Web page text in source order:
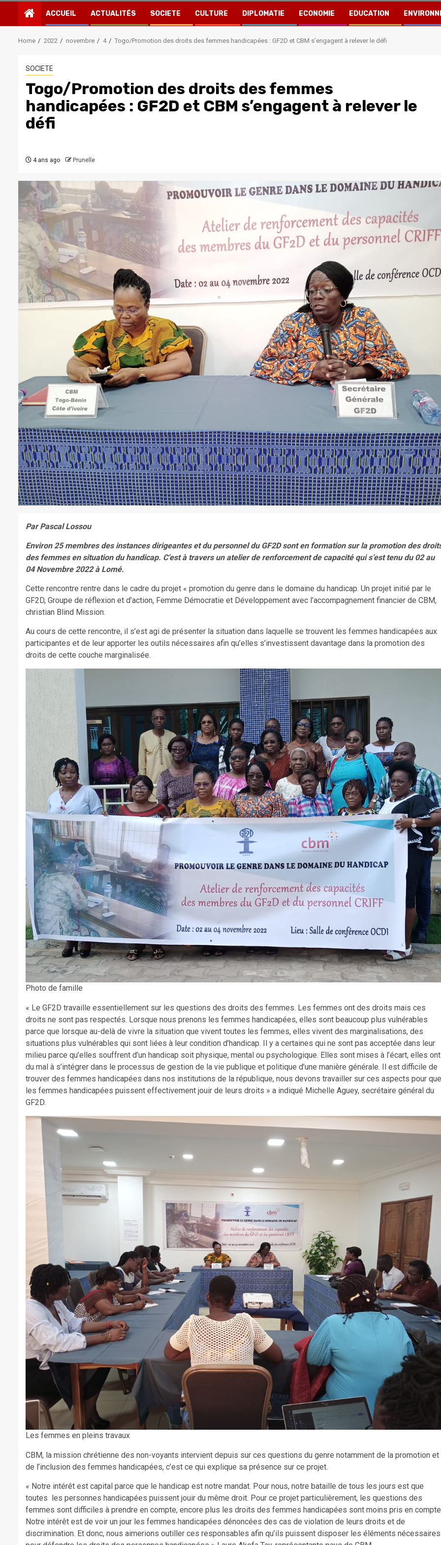
ACCUEIL ACTUALITÉS SOCIETE CULTURE DIPLOMATIE ECONOMIE EDUCATION
Home 2022 novembre 4 Togo/Promotion des droits des femmes handicapées : GF2D et CBM s’engagent à relever le défi
SOCIETE
Togo/Promotion des droits des femmes
handicapées : GF2D et CBM s’engagent à relever le
défi
4 ans ago Prunelle
Par Pascal Lossou
Environ 25 membres des instances dirigeantes et du personnel du GF2D sont en formation sur la promotion des
des femmes en situation du handicap. C’est à travers un atelier de renforcement de capacité qui s’est tenu du 02 au
04 Novembre 2022 à Lomé.
Cette rencontre rentre dans le cadre du projet « promotion du genre dans le domaine du handicap. Un projet initié par le
GF2D, Groupe de réflexion et d’action, Femme Démocratie et Développement avec l’accompagnement financier de CBM,
christian Blind Mission.
Au cours de cette rencontre, il s’est agi de présenter la situation dans laquelle se trouvent les femmes handicapées aux
participantes et de leur apporter les outils nécessaires afin qu’elles s’investissent davantage dans la promotion des
droits de cette couche marginalisée.
Photo de famille
« Le GF2D travaille essentiellement sur les questions des droits des femmes. Les femmes ont des droits mais ces
droits ne sont pas respectés. Lorsque nous prenons les femmes handicapées, elles sont beaucoup plus vulnérables
parce que lorsque au-delà de vivre la situation que vivent toutes les femmes, elles vivent des marginalisations, des
situations plus vulnérables qui sont liées à leur condition d’handicap. Il y a certaines qui ne sont pas acceptée dans leur
milieu parce qu’elles souffrent d’un handicap soit physique, mental ou psychologique. Elles sont mises à l’écart, elles ont
du mal à s’intégrer dans le processus de gestion de la vie publique et politique d’une manière générale. Il est difficile de
trouver des femmes handicapées dans nos institutions de la république, nous devons travailler sur ces aspects pour que
les femmes handicapées puissent effectivement jouir de leurs droits » a indiqué Michelle Aguey, secrétaire général du
GF2D.
Les femmes en pleins travaux
CBM, la mission chrétienne des non-voyants intervient depuis sur ces questions du genre notamment de la promotion et
de l’inclusion des femmes handicapées, c’est ce qui explique sa présence sur ce projet.
« Notre intérêt est capital parce que le handicap est notre mandat. Pour nous, notre bataille de tous les jours est que
toutes les personnes handicapées puissent jouir du même droit. Pour ce projet particulièrement, les questions des
femmes sont difficiles à prendre en compte, encore plus les droits des femmes handicapées sont moins pris en
Notre intérêt est de voir un jour les femmes handicapées dénoncées des cas de violation de leurs droits et de
discrimination. Et donc, nous aimerions outiller ces responsables afin qu’ils puissent disposer les éléments nécessaires